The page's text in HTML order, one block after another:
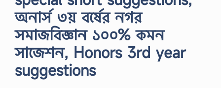
অনার্স ৩য় বর্ষের নগর
সমাজবিজ্ঞান ১০০% কমন
সাজেশন, Honors 3rd year
suggestions